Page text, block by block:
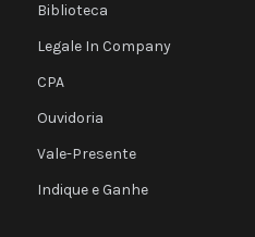
Biblioteca
Legale In Company
CPA
Ouvidoria
Vale-Presente
Indique e Ganhe